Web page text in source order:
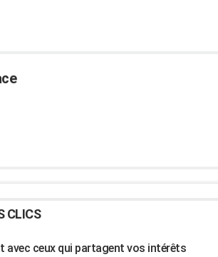
CLICS
avec ceux qui partagent vos intérêts